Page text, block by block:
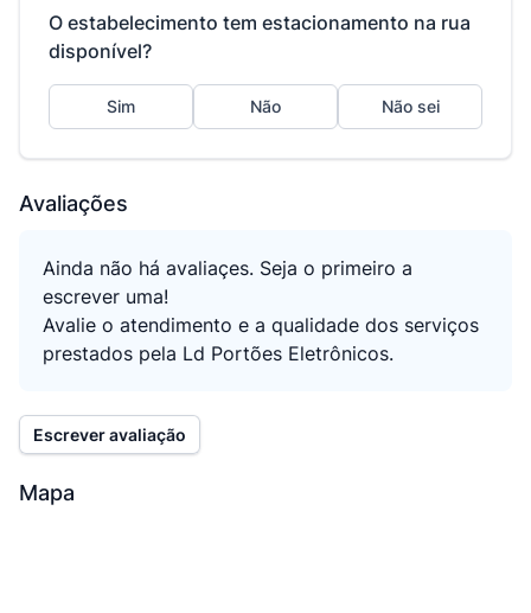
O estabelecimento tem estacionamento na rua
disponível?
Sim Não Não sei
Avaliações
Ainda não há avaliaçes. Seja o primeiro a
escrever uma!
Avalie o atendimento e a qualidade dos serviços
prestados pela Ld Portões Eletrônicos.
Escrever avaliação
Mapa